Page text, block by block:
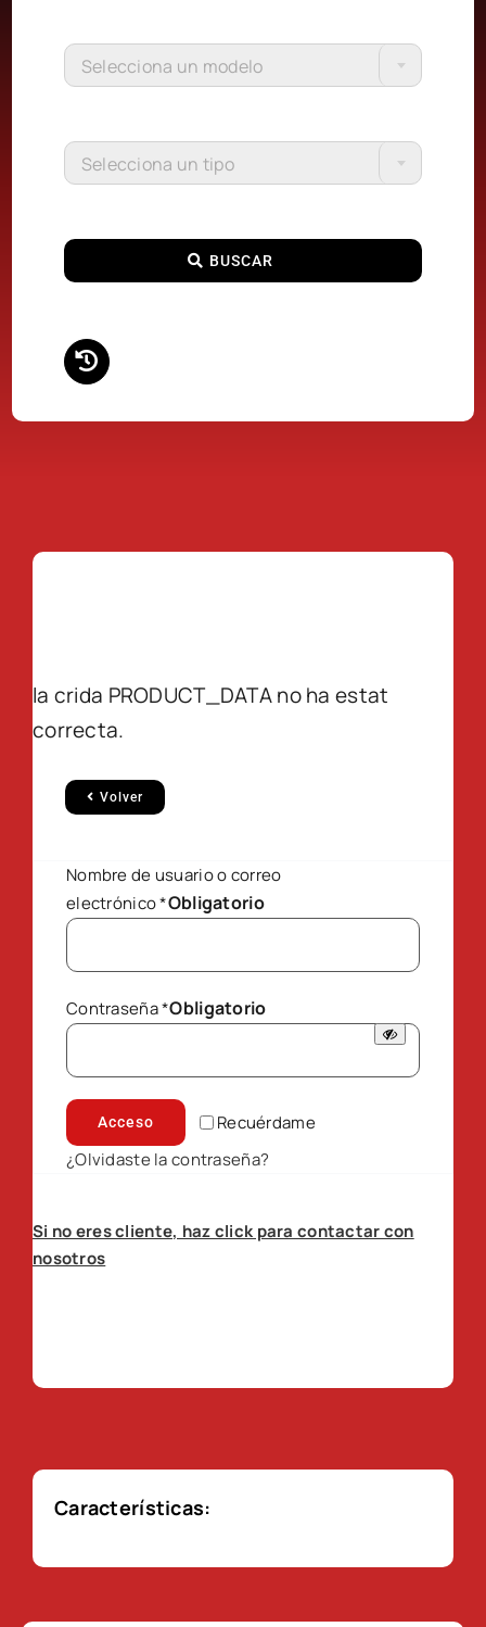
Selecciona un modelo
Selecciona un tipo
BUSCAR
la crida PRODUCT_DATA no ha estat
correcta.
Volver
Nombre de usuario o correo
electrónico*Obligatorio
Contraseña*Obligatorio
Recuérdame
Acceso
¿Olvidaste la contraseña?
Si no eres cliente, haz click para contactar con
nosotros
Características: